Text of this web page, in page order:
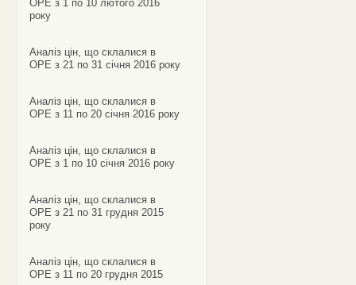
ОРЕ з 1 по 10 лютого 2016
року
Аналіз цін, що склалися в
ОРЕ з 21 по 31 січня 2016 року
Аналіз цін, що склалися в
ОРЕ з 11 по 20 січня 2016 року
Аналіз цін, що склалися в
ОРЕ з 1 по 10 січня 2016 року
Аналіз цін, що склалися в
ОРЕ з 21 по 31 грудня 2015
року
Аналіз цін, що склалися в
ОРЕ з 11 по 20 грудня 2015